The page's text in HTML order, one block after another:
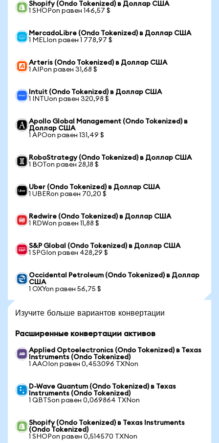
Shopify (Ondo Tokenized) в Доллар США
1 SHOPon равен 146,57 $
MercadoLibre (Ondo Tokenized) в Доллар США
1 MELIon равен 1 778,97 $
Arteris (Ondo Tokenized) в Доллар США
1 AIPon равен 31,68 $
Intuit (Ondo Tokenized) в Доллар США
1 INTUon равен 320,98 $
Apollo Global Management (Ondo Tokenized) в
Доллар США
1 APOon равен 131,49 $
RoboStrategy (Ondo Tokenized) в Доллар США
1 BOTon равен 28,18 $
Uber (Ondo Tokenized) в Доллар США
1 UBERon равен 70,20 $
Redwire (Ondo Tokenized) в Доллар США
1 RDWon равен 11,88 $
S&P Global (Ondo Tokenized) в Доллар США
1 SPGIon равен 428,29 $
Occidental Petroleum (Ondo Tokenized) в Доллар
США
1 OXYon равен 56,75 $
Изучите больше вариантов конвертации
Расширенные конвертации активов
Applied Optoelectronics (Ondo Tokenized) в Texas
Instruments (Ondo Tokenized)
1 AAOIon равен 0,453096 TXNon
D-Wave Quantum (Ondo Tokenized) в Texas
Instruments (Ondo Tokenized)
1 QBTSon равен 0,069864 TXNon
Shopify (Ondo Tokenized) в Texas Instruments
(Ondo Tokenized)
1 SHOPon равен 0,514570 TXNon